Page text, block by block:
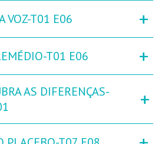
VOZ-T01 E06 +
T01 E06 +
AS DIFERENÇAS-
+